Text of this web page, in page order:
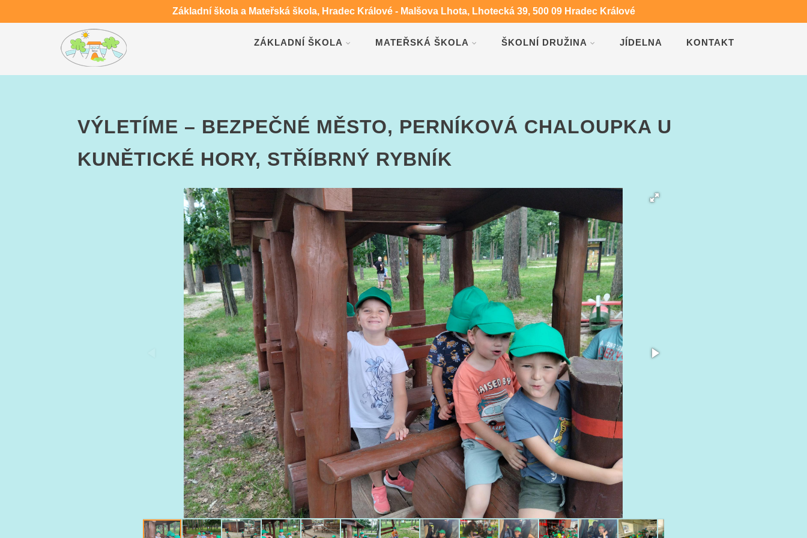
Základní škola a Mateřská škola, Hradec Králové - Malšova Lhota, Lhotecká 39, 500 09 Hradec Králové
ZÁKLADNÍ ŠKOLA MATEŘSKÁ ŠKOLA ŠKOLNÍ DRUŽINA JÍDELNA KONTAKT
VÝLETÍME – BEZPEČNÉ MĚSTO, PERNÍKOVÁ CHALOUPKA U
KUNĚTICKÉ HORY, STŘÍBRNÝ RYBNÍK